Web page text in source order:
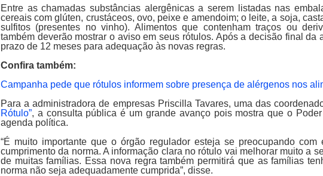
Entre as chamadas substâncias alergênicas a serem listadas nas
cereais com glúten, crustáceos, ovo, peixe e amendoim; o leite, a soja,
sulfitos (presentes no vinho). Alimentos que contenham traços ou
também deverão mostrar o aviso em seus rótulos. Após a decisão final da
prazo de 12 meses para adequação às novas regras.
Confira também:
Campanha pede que rótulos informem sobre presença de alérgenos nos
Para a administradora de empresas Priscilla Tavares, uma das
Rótulo”, a consulta pública é um grande avanço pois mostra que o
agenda política.
“É muito importante que o órgão regulador esteja se preocupando
cumprimento da norma. A informação clara no rótulo vai melhorar muito a
de muitas famílias. Essa nova regra também permitirá que as famílias
norma não seja adequadamente cumprida”, disse.